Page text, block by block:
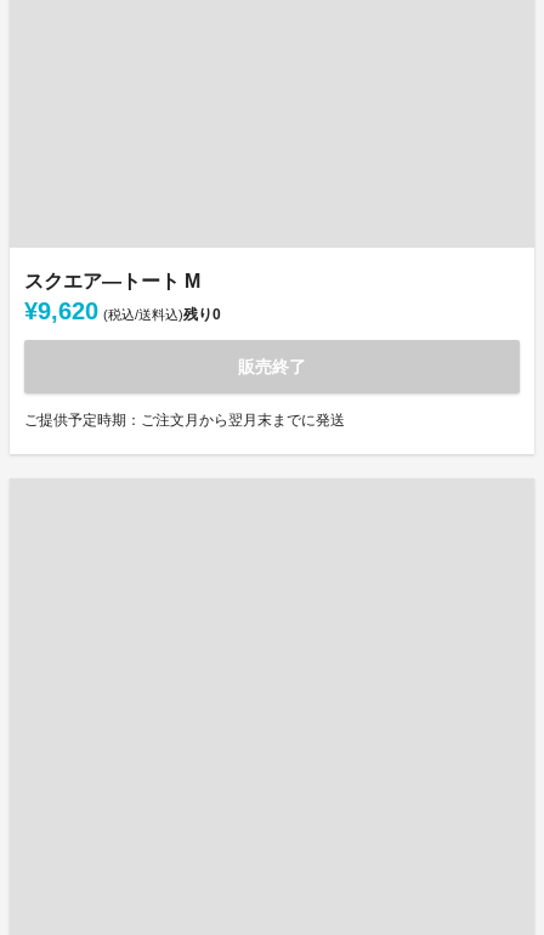
スクエア―トート M
¥9,620 (税込/送料込)残り0
販売終了
ご提供予定時期：ご注文月から翌月末までに発送